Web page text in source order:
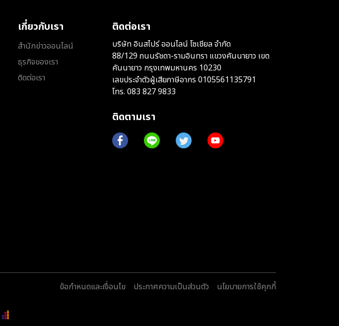
เกี่ยวกับเรา
สำนักข่าวออนไลน์
ธุรกิจของเรา
ติดต่อเรา
ติดต่อเรา
บริษัท อินสไปร์ ออนไลน์ โซเชียล จำกัด
88/129 ถนนรัชดา-รามอินทรา แขวงคันนายาว เขต
คันนายาว กรุงเทพมหานคร 10230
เลขประจำตัวผู้เสียภาษีอากร 0105561135791
โทร. 083 827 9833
ติดตามเรา
ข้อกำหนดและเงื่อนไข ประกาศความเป็นส่วนตัว นโยบายการใช้คุกกี้